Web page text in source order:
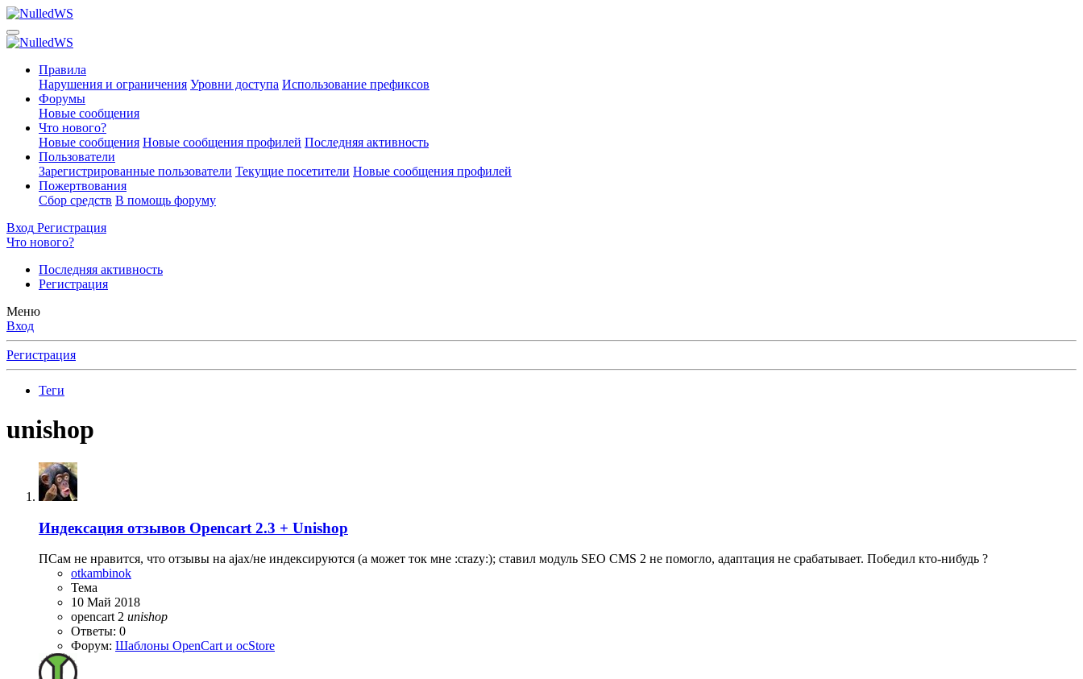
Правила
Нарушения и ограничения Уровни доступа Использование префиксов
Форумы
Новые сообщения
Что нового?
Новые сообщения Новые сообщения профилей Последняя активность
Пользователи
Зарегистрированные пользователи Текущие посетители Новые сообщения профилей
Пожертвования
Сбор средств В помощь форуму
Вход Регистрация
Что нового?
Последняя активность
Регистрация
Меню
Вход
Регистрация
Теги
unishop
Индексация отзывов Opencart 2.3 + Unishop
ПСам не нравится, что отзывы на ajax/не индексируются (а может ток мне :crazy:); ставил модуль SEO CMS 2 не помогло, адаптация не срабатывает. Победил кто-нибудь ?
otkambinok
Тема
10 Май 2018
opencart 2 unishop
Ответы: 0
Форум: Шаблоны OpenCart и ocStore